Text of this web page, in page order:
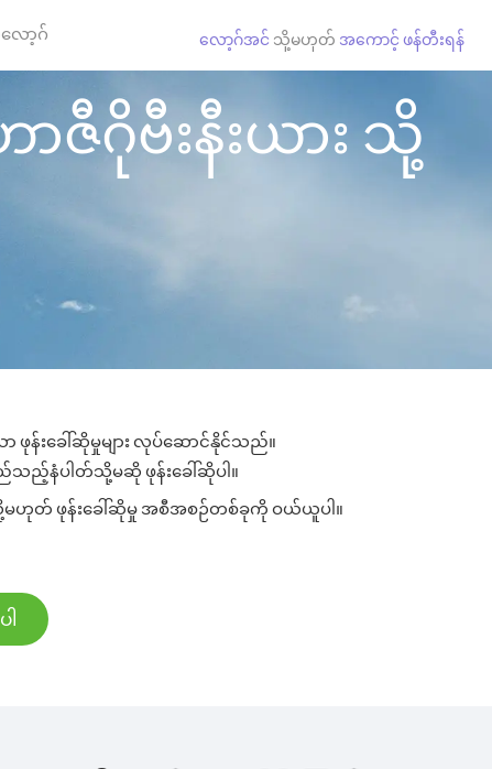
ော့ဂ် လော့ဂ်အင် သို့မဟုတ် အကောင့် ဖန်တီးရန်
ဇီဂိုဗီးနီးယား သို့
ဖုန်းခေါ်ဆိုမှုများ လုပ်ဆောင်နိုင်သည်။
ည်သည့်နံပါတ်သို့မဆို ဖုန်းခေါ်ဆိုပါ။
သို့မဟုတ် ဖုန်းခေါ်ဆိုမှု အစီအစဉ်တစ်ခုကို ဝယ်ယူပါ။